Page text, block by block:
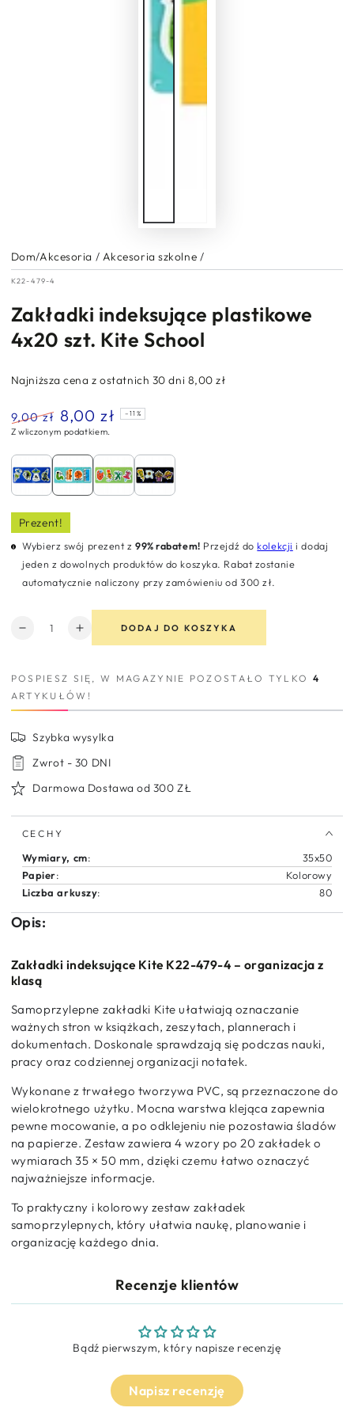
Dom/Akcesoria / Akcesoria szkolne /
K22-479-4
Zakładki indeksujące plastikowe
4x20 szt. Kite School
Najniższa cena z ostatnich 30 dni 8,00 zł
Normalna
9,00 zł
Cena
8,00 zł –11%
Z wliczonym podatkiem.
Prezent!
Wybierz swój prezent z99% rabatem! Przejdź dokolekcji i dodaj
jeden z dowolnych produktów do koszyka. Rabat zostanie
automatycznie naliczony przy zamówieniu od 300 zł.
Ilość
Zmniejsz
Zakładki
indeksujące
plastikowe
szt.
Kite
Zwiększ
ilość
Zakładki
indeksujące
plastikowe
szt.
Kite
DODAJ DO KOSZYKA
POSPIESZ SIĘ, W MAGAZYNIE POZOSTAŁO TYLKO 4
ARTYKUŁÓW!
Szybka wysylka
Zwrot - 30 DNI
Darmowa Dostawa od 300 ZŁ
CECHY
Wymiary, cm:
35x50
Papier:
Kolorowy
Liczba arkuszy: 80
Opis:
Zakładki indeksujące Kite K22-479-4 – organizacja z
klasą
Samoprzylepne zakładki Kite ułatwiają oznaczanie
ważnych stron w książkach, zeszytach, plannerach i
dokumentach. Doskonale sprawdzają się podczas nauki,
pracy oraz codziennej organizacji notatek.
Wykonane z trwałego tworzywa PVC, są przeznaczone do
wielokrotnego użytku. Mocna warstwa klejąca zapewnia
pewne mocowanie, a po odklejeniu nie pozostawia śladów
na papierze. Zestaw zawiera 4 wzory po 20 zakładek o
wymiarach 35 × 50 mm, dzięki czemu łatwo oznaczyć
najważniejsze informacje.
To praktyczny i kolorowy zestaw zakładek
samoprzylepnych, który ułatwia naukę, planowanie i
organizację każdego dnia.
Recenzje klientów
Bądź pierwszym, który napisze recenzję
Napisz recenzję